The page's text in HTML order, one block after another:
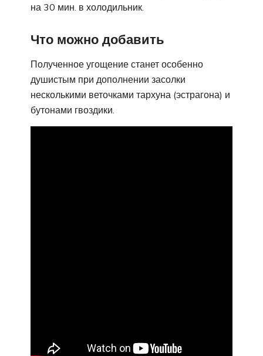
на 30 мин. в холодильник.
Что можно добавить
Полученное угощение станет особенно
душистым при дополнении засолки
несколькими веточками тархуна (эстрагона) и
бутонами гвоздики.